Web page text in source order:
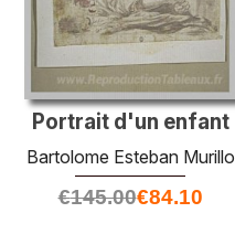
Portrait d'un enfant
Bartolome Esteban Murillo
€145.00€84.10